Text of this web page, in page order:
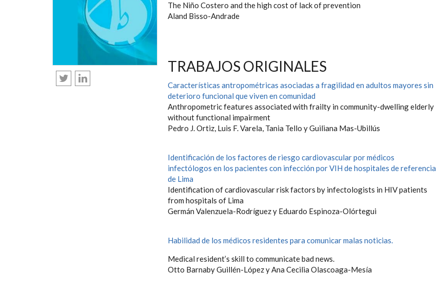
The Niño Costero and the high cost of lack of prevention
Aland Bisso-Andrade
TRABAJOS ORIGINALES
Características antropométricas asociadas a fragilidad en adultos mayores sin
deterioro funcional que viven en comunidad
Anthropometric features associated with frailty in community-dwelling elderly
without functional impairment
Pedro J. Ortiz, Luis F. Varela, Tania Tello y Guiliana Mas-Ubillús
Identificación de los factores de riesgo cardiovascular por médicos
infectólogos en los pacientes con infección por VIH de hospitales de referencia
de Lima
Identification of cardiovascular risk factors by infectologists in HIV patients
from hospitals of Lima
Germán Valenzuela-Rodríguez y Eduardo Espinoza-Olórtegui
Habilidad de los médicos residentes para comunicar malas noticias.
Medical resident’s skill to communicate bad news.
Otto Barnaby Guillén-López y Ana Cecilia Olascoaga-Mesía